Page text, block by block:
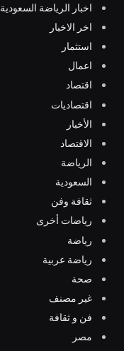
اخبار الرياضة السعودية
اخر الاخبار
استثمار
اعمال
اقتصاد
اقتصاديات
الأخبار
الاقتصاد
الرياضة
السعودية
ثقافة وفن
رياضات أخرى
رياضة
رياضة عربية
صحة
غير مصنف
فن و ثقافة
مصر